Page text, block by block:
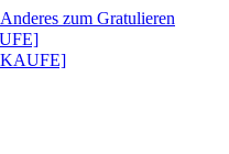
zum Gratulieren